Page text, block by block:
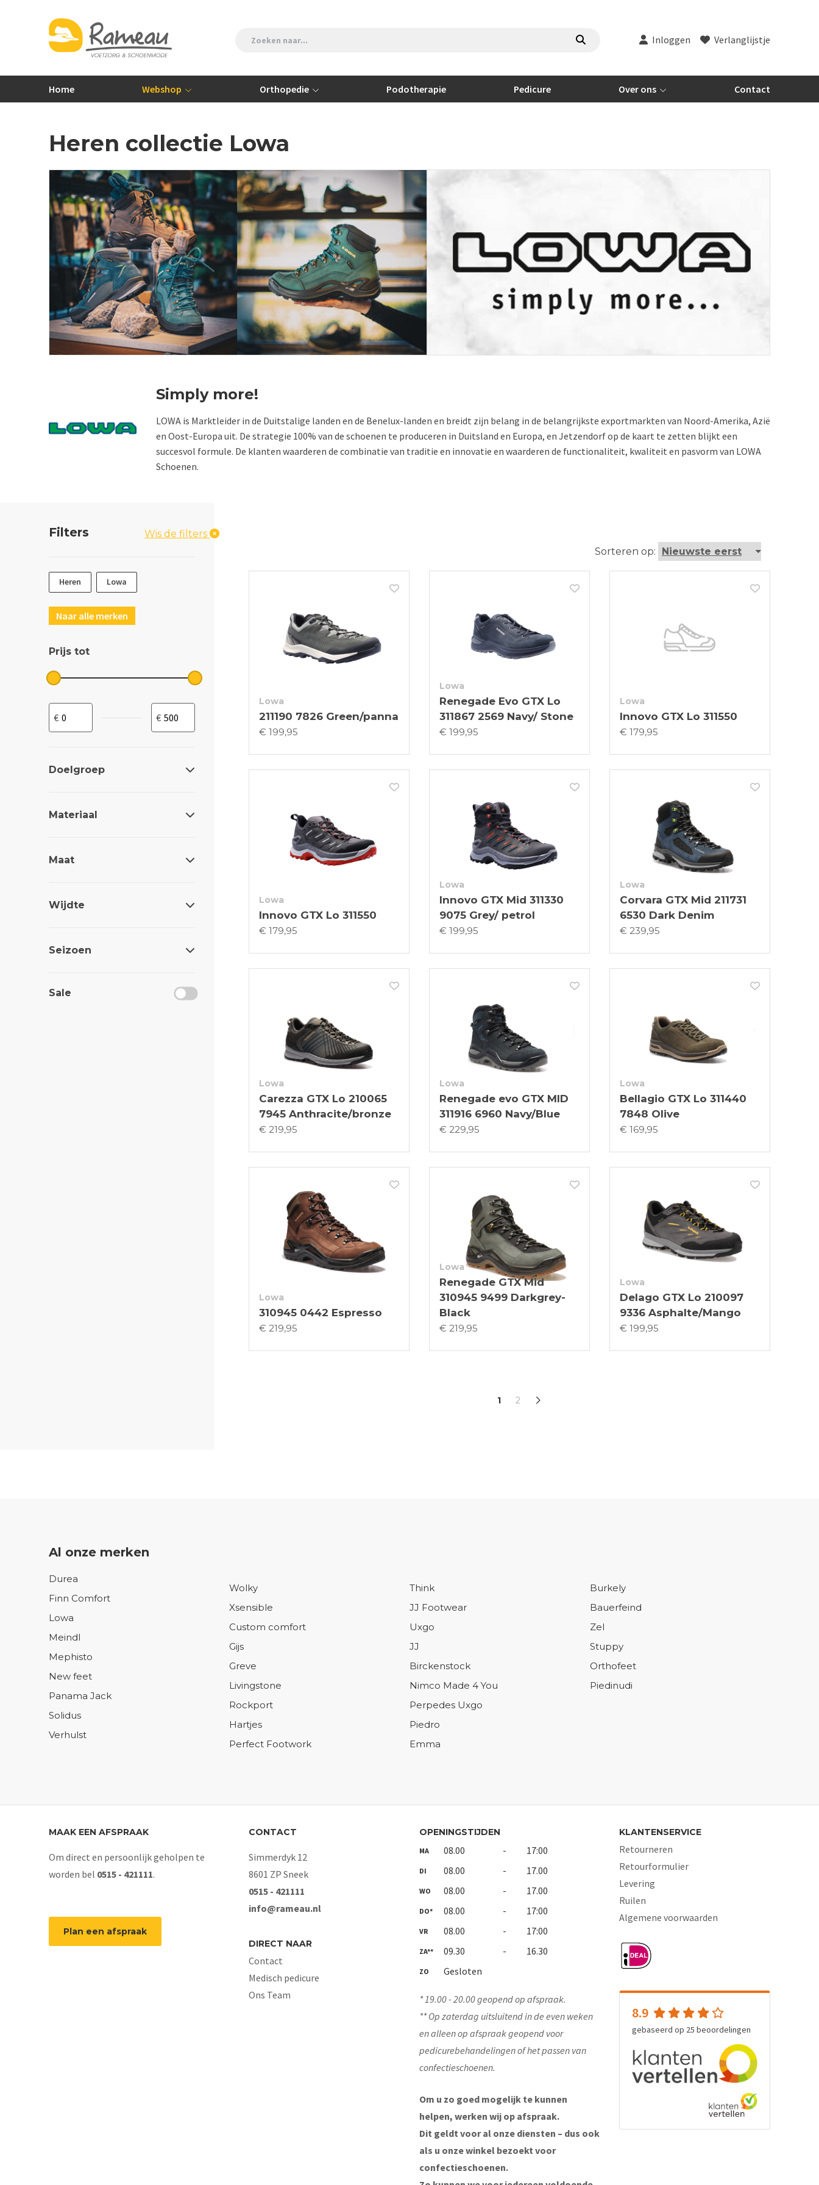
Inloggen Verlanglijstje
Home Webshop Orthopedie Podotherapie Pedicure Over ons Contact
Heren collectie Lowa
Simply more!
LOWA is Marktleider in de Duitstalige landen en de Benelux-landen en breidt zijn belang in de belangrijkste exportmarkten van Noord-Amerika, Azië
en Oost-Europa uit. De strategie 100% van de schoenen te produceren in Duitsland en Europa, en Jetzendorf op de kaart te zetten blijkt een
succesvol formule. De klanten waarderen de combinatie van traditie en innovatie en waarderen de functionaliteit, kwaliteit en pasvorm van LOWA
Schoenen.
Filters
Heren Lowa
Naar alle merken
Wis de filters
Prijs tot
Doelgroep
Materiaal
Maat
Wijdte
Seizoen
Sale
Sorteren op:
Lowa
211190 7826 Green/panna
€ 199,95
Lowa
Renegade Evo GTX Lo
311867 2569 Navy/ Stone
€ 199,95
Lowa
Innovo GTX Lo 311550
€ 179,95
Lowa
Innovo GTX Lo 311550
€ 179,95
Lowa
Innovo GTX Mid 311330
9075 Grey/ petrol
€ 199,95
Lowa
Corvara GTX Mid 211731
6530 Dark Denim
€ 239,95
Lowa
Carezza GTX Lo 210065
7945 Anthracite/bronze
€ 219,95
Lowa
Renegade evo GTX MID
311916 6960 Navy/Blue
€ 229,95
Lowa
Bellagio GTX Lo 311440
7848 Olive
€ 169,95
Lowa
310945 0442 Espresso
€ 219,95
Lowa
Renegade GTX Mid
310945 9499 Darkgrey-
Black
€ 219,95
Lowa
Delago GTX Lo 210097
9336 Asphalte/Mango
€ 199,95
1 2
Al onze merken
Durea
Finn Comfort
Lowa
Meindl
Mephisto
New feet
Panama Jack
Solidus
Verhulst
Wolky
Xsensible
Custom comfort
Gijs
Greve
Livingstone
Rockport
Hartjes
Perfect Footwork
Think
JJ Footwear
Uxgo
JJ
Birckenstock
Nimco Made 4 You
Perpedes Uxgo
Piedro
Emma
Burkely
Bauerfeind
Zel
Stuppy
Orthofeet
Piedinudi
MAAK EEN AFSPRAAK
Om direct en persoonlijk geholpen te
worden bel 0515 - 421111.
Plan een afspraak
CONTACT
Simmerdyk 12
8601 ZP Sneek
0515 - 421111
info@rameau.nl
DIRECT NAAR
Contact
Medisch pedicure
Ons Team
OPENINGSTIJDEN
MA 08.00 - 17:00
DI 08.00 - 17.00
WO 08.00 - 17.00
DO* 08.00 - 17:00
VR 08.00 - 17:00
ZA** 09.30 - 16.30
ZO Gesloten
* 19.00 - 20.00 geopend op afspraak.
** Op zaterdag uitsluitend in de even weken
en alleen op afspraak geopend voor
pedicurebehandelingen of het passen van
confectieschoenen.
Om u zo goed mogelijk te kunnen
helpen, werken wij op afspraak.
Dit geldt voor al onze diensten – dus ook
als u onze winkel bezoekt voor
confectieschoenen.
KLANTENSERVICE
Retourneren
Retourformulier
Levering
Ruilen
Algemene voorwaarden
8.9
gebaseerd op 25 beoordelingen